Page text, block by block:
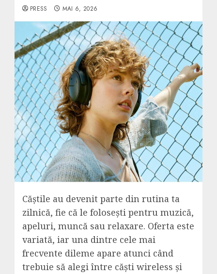
PRESS MAI 6, 2026
Căștile au devenit parte din rutina ta
zilnică, fie că le folosești pentru muzică,
apeluri, muncă sau relaxare. Oferta este
variată, iar una dintre cele mai
frecvente dileme apare atunci când
trebuie să alegi între căști wireless și